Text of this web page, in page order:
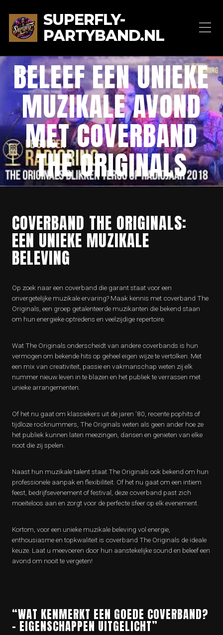
SUPERFLY-
PARTYBAND.NL
BELEEF EEN UNIEKE
MUZIKALE AVOND
MET COVERBAND
THE ORIGINALS
COVERBAND THE ORIGINALS:
EEN UNIEKE MUZIKALE
BELEVING
Op zoek naar een coverband die garant staat voor een
onvergetelijke muzikale ervaring? Maak kennis met coverband The
Originals, een groep getalenteerde muzikanten die bekend staan
om hun energieke optredens en veelzijdige repertoire.
Wat The Originals onderscheidt van andere coverbands is hun
vermogen om bekende hits op geheel eigen wijze te vertolken. Met
een mix van creativiteit, passie en vakmanschap weten zij elk
nummer nieuw leven in te blazen en het publiek te verrassen met
unieke arrangementen.
Of het nu gaat om klassiekers uit de jaren ’80, recente pophits of
tijdloze rocknummers, The Originals weten als geen ander hoe ze
het publiek kunnen laten meezingen, dansen en genieten van elke
noot die zij spelen.
Naast hun muzikale talent staat The Originals ook bekend om hun
professionele aanpak en flexibiliteit. Of het nu gaat om een intiem
feest, bedrijfsevenement of festival, deze coverband past zich
moeiteloos aan en zorgt voor de perfecte sfeer op elk evenement.
Kortom, voor een unieke muzikale beleving vol energie,
enthousiasme en topkwaliteit is coverband The Originals de ideale
keuze. Laat u meevoeren door hun aanstekelijke sound en beleef een
avond om nooit te vergeten!
“WAT KENMERKT EEN GOEDE COVERBAND?
– EIGENSCHAPPEN UITGELICHT”